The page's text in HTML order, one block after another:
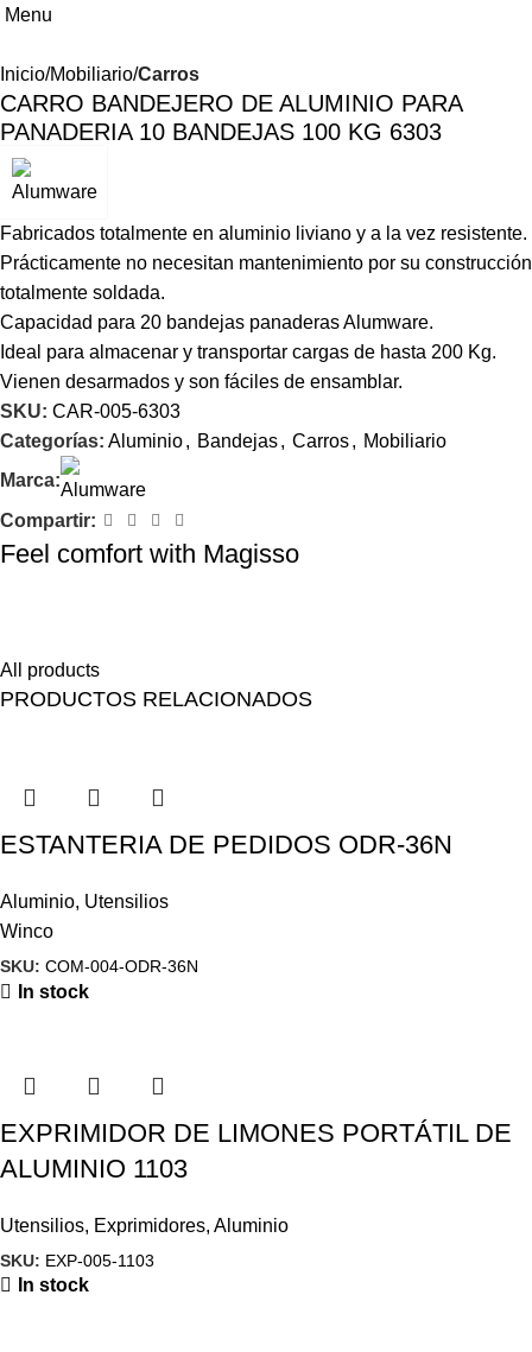
Menu
Inicio Mobiliario Carros
CARRO BANDEJERO DE ALUMINIO PARA
PANADERIA 10 BANDEJAS 100 KG 6303
Fabricados totalmente en aluminio liviano y a la vez resistente.
Prácticamente no necesitan mantenimiento por su construcción
totalmente soldada.
Capacidad para 20 bandejas panaderas Alumware.
Ideal para almacenar y transportar cargas de hasta 200 Kg.
Vienen desarmados y son fáciles de ensamblar.
SKU: CAR-005-6303
Categorías: Aluminio, Bandejas, Carros, Mobiliario
Marca:
Compartir:
Feel comfort with Magisso
All products
PRODUCTOS RELACIONADOS
ESTANTERIA DE PEDIDOS ODR-36N
Aluminio, Utensilios
Winco
SKU: COM-004-ODR-36N
In stock
EXPRIMIDOR DE LIMONES PORTÁTIL DE
ALUMINIO 1103
Utensilios, Exprimidores, Aluminio
SKU: EXP-005-1103
In stock